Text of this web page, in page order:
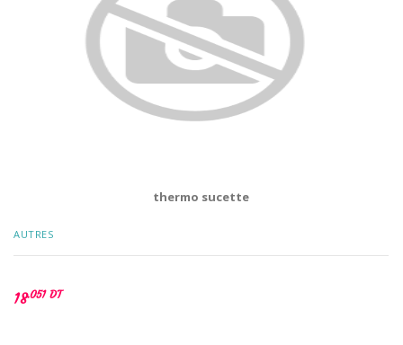
thermo sucette
AUTRES
18.051 DT